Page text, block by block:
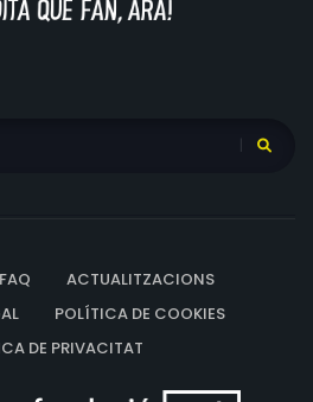
FAQ
ACTUALITZACIONS
POLÍTICA DE COOKIES
DE PRIVACITAT